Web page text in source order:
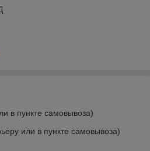
в пункте самовывоза)
или в пункте самовывоза)